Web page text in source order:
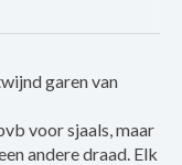
garen van
voor sjaals, maar
andere draad. Elk